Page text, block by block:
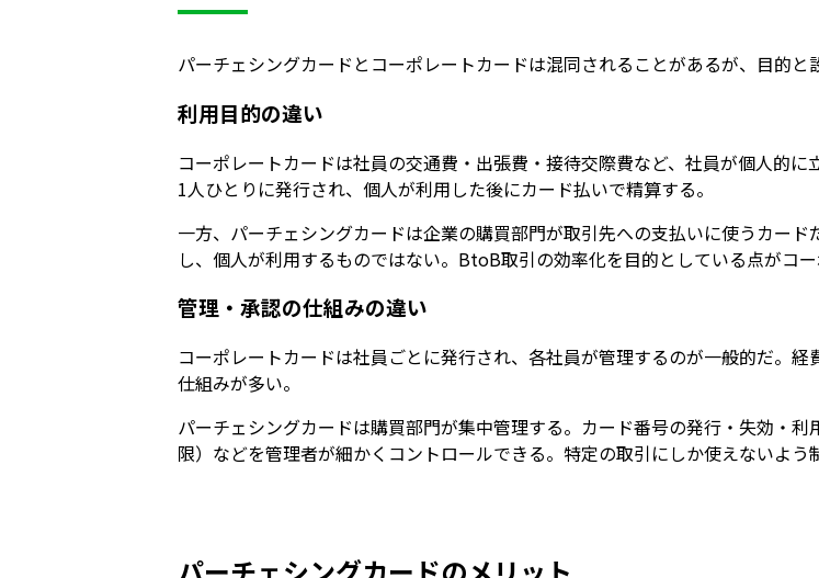
パーチェシングカードとコーポレートカードは混同されることがあるが、目的と
利用目的の違い
コーポレートカードは社員の交通費・出張費・接待交際費など、社員が個人的
1人ひとりに発行され、個人が利用した後にカード払いで精算する。
一方、パーチェシングカードは企業の購買部門が取引先への支払いに使うカー
し、個人が利用するものではない。BtoB取引の効率化を目的としている点がコ
管理・承認の仕組みの違い
コーポレートカードは社員ごとに発行され、各社員が管理するのが一般的だ。
仕組みが多い。
パーチェシングカードは購買部門が集中管理する。カード番号の発行・失効・
限）などを管理者が細かくコントロールできる。特定の取引にしか使えないよう